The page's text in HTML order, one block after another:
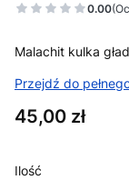
0.00
Malachit kulka
Przejdź do
Cena
45,00 zł
Ilość